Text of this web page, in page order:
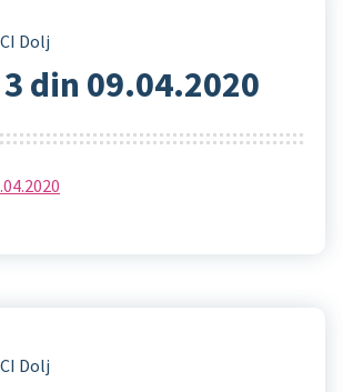
Dolj
din 09.04.2020
Dolj